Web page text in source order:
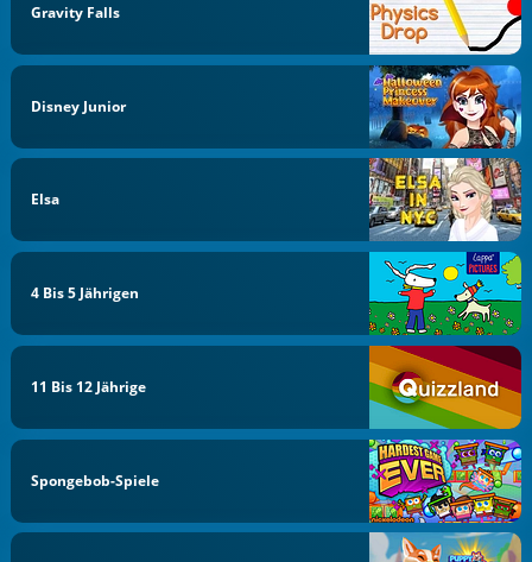
Gravity Falls
Disney Junior
Elsa
4 Bis 5 Jährigen
11 Bis 12 Jährige
Spongebob-Spiele